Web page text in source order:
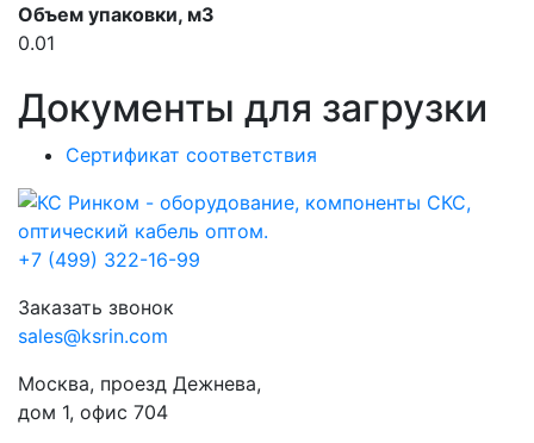
Объем упаковки, м3
0.01
Документы для загрузки
Сертификат соответствия
+7 (499) 322-16-99
Заказать звонок
sales@ksrin.com
Москва, проезд Дежнева,
дом 1, офис 704